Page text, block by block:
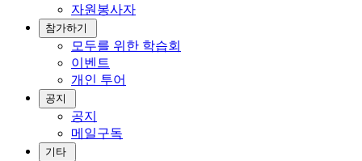
자원봉사자
참가하기
모두를 위한 학습회
이벤트
개인 투어
공지
공지
메일구독
기타